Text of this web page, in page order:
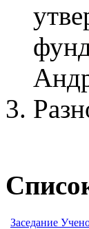
Заседание